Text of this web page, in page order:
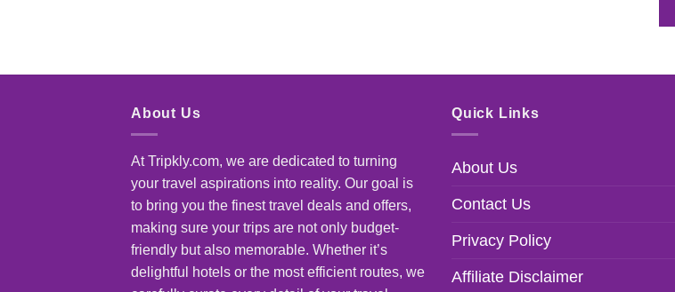
About Us
At Tripkly.com, we are dedicated to turning
your travel aspirations into reality. Our goal is
to bring you the finest travel deals and offers,
making sure your trips are not only budget-
friendly but also memorable. Whether it’s
delightful hotels or the most efficient routes, we
Quick Links
About Us
Contact Us
Privacy Policy
Affiliate Disclaimer